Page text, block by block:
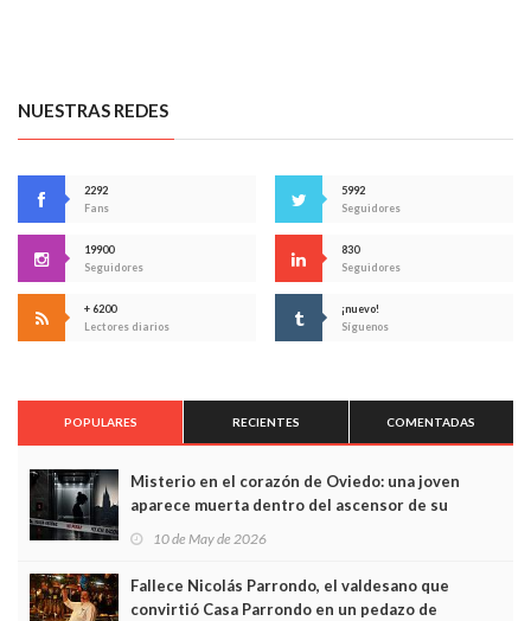
NUESTRAS REDES
2292
Fans
5992
Seguidores
19900
Seguidores
830
Seguidores
+ 6200
Lectores diarios
¡nuevo!
Síguenos
POPULARES RECIENTES COMENTADAS
Misterio en el corazón de Oviedo: una joven
aparece muerta dentro del ascensor de su
edificio y las cámaras captan sus últimos minutos
10 de May de 2026
Fallece Nicolás Parrondo, el valdesano que
convirtió Casa Parrondo en un pedazo de